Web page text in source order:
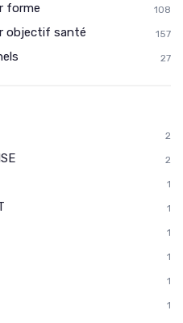
forme 108
objectif santé 157
27
2
2
1
1
1
1
1
1